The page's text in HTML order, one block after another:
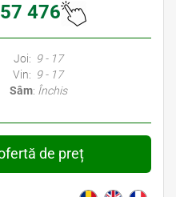
476
Avocat Bun Bucuresti • Avocat Bucuresti • Bucuresti Avocat • Avocat
Joi: 9 - 17
Vin: 9 - 17
Sâm: Închis
de preț